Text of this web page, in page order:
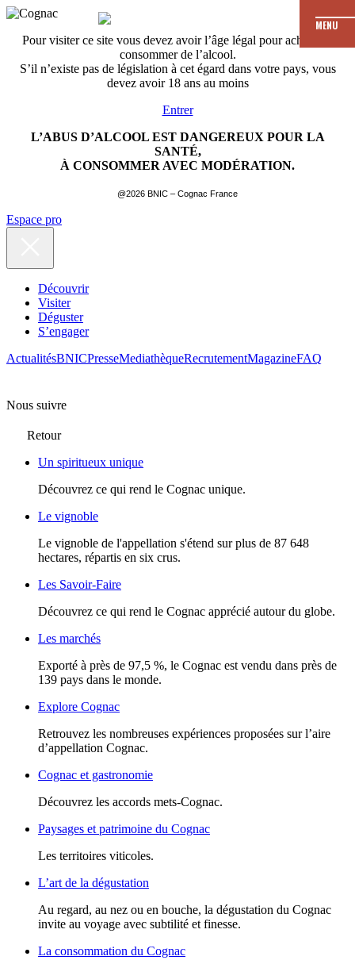
Pour visiter ce site vous devez avoir l’âge légal pour acheter et
consommer de l’alcool.
S’il n’existe pas de législation à cet égard dans votre pays, vous
devez avoir 18 ans au moins
Entrer
L’ABUS D’ALCOOL EST DANGEREUX POUR LA
SANTÉ,
À CONSOMMER AVEC MODÉRATION.
@2026 BNIC – Cognac France
MENU
Espace pro
Découvrir
Visiter
Déguster
S’engager
ActualitésBNICPresseMediathèqueRecrutementMagazineFAQ
Nous suivre
Retour
Un spiritueux unique
Découvrez ce qui rend le Cognac unique.
Le vignoble
Le vignoble de l'appellation s'étend sur plus de 87 648
hectares, répartis en six crus.
Les Savoir-Faire
Découvrez ce qui rend le Cognac apprécié autour du globe.
Les marchés
Exporté à près de 97,5 %, le Cognac est vendu dans près de
139 pays dans le monde.
Explore Cognac
Retrouvez les nombreuses expériences proposées sur l’aire
d’appellation Cognac.
Cognac et gastronomie
Découvrez les accords mets-Cognac.
Paysages et patrimoine du Cognac
Les territoires viticoles.
L’art de la dégustation
Au regard, au nez ou en bouche, la dégustation du Cognac
invite au voyage avec subtilité et finesse.
La consommation du Cognac